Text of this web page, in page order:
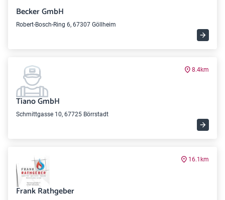
Becker GmbH
Robert-Bosch-Ring 6, 67307 Göllheim
8.4km
Tiano GmbH
Schmittgasse 10, 67725 Börrstadt
16.1km
Frank Rathgeber